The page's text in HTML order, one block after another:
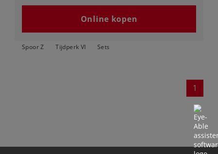
Online kopen
Spoor Z Tijdperk VI Sets
1